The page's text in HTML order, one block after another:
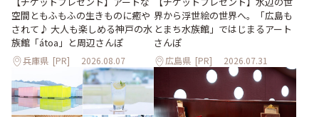
空間ともふもふの生きものに癒や
されて♪ 大人も楽しめる神戸の水
族館「átoa」と周辺さんぽ
兵庫県 [PR] 2026.08.07
界から浮世絵の世界へ。「広島も
とまち水族館」ではじまるアート
さんぽ
広島県 [PR] 2026.07.31